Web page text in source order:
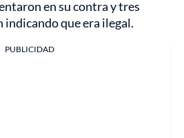
en su contra y tres
que era ilegal.
PUBLICIDAD